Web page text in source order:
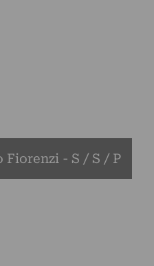
- S / S / P